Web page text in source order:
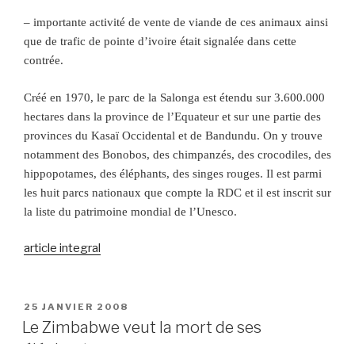
– importante activité de vente de viande de ces animaux ainsi
que de trafic de pointe d’ivoire était signalée dans cette
contrée.
Créé en 1970, le parc de la Salonga est étendu sur 3.600.000
hectares dans la province de l’Equateur et sur une partie des
provinces du Kasaï Occidental et de Bandundu. On y trouve
notamment des Bonobos, des chimpanzés, des crocodiles, des
hippopotames, des éléphants, des singes rouges. Il est parmi
les huit parcs nationaux que compte la RDC et il est inscrit sur
la liste du patrimoine mondial de l’Unesco.
article integral
PUBLIÉ
LE
25 JANVIER 2008
Le Zimbabwe veut la mort de ses